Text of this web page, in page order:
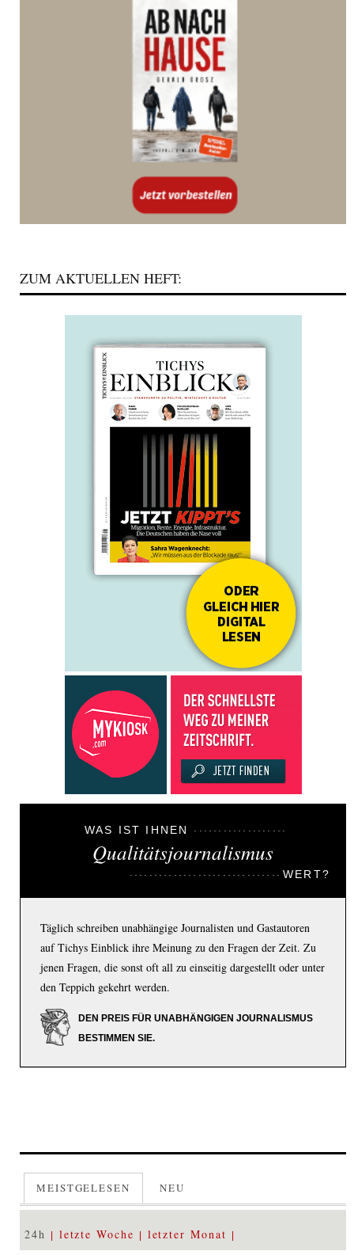
ZUM AKTUELLEN HEFT:
WAS IST IHNEN
Qualitätsjournalismus
WERT?
Täglich schreiben unabhängige Journalisten und Gastautoren
auf Tichys Einblick ihre Meinung zu den Fragen der Zeit. Zu
jenen Fragen, die sonst oft all zu einseitig dargestellt oder unter
den Teppich gekehrt werden.
DEN PREIS FÜR UNABHÄNGIGEN JOURNALISMUS
BESTIMMEN SIE.
MEISTGELESEN NEU
24h letzte Woche letzter Monat